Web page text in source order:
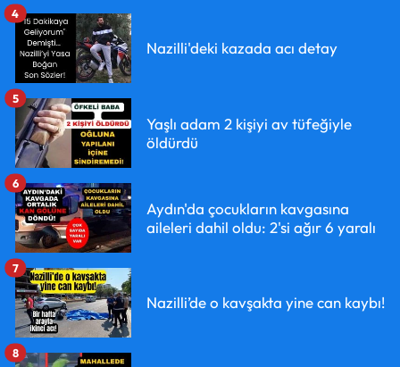
Nazilli'deki kazada acı detay
4
Yaşlı adam 2 kişiyi av tüfeğiyle
öldürdü
5
Aydın'da çocukların kavgasına
aileleri dahil oldu: 2'si ağır 6 yaralı
6
Nazilli’de o kavşakta yine can kaybı!
7
8